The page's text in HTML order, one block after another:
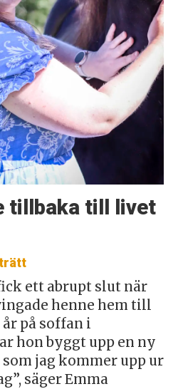
tillbaka till livet
ett abrupt slut när
henne hem till
på soffan i
hon byggt upp en ny
jag kommer upp ur
säger Emma